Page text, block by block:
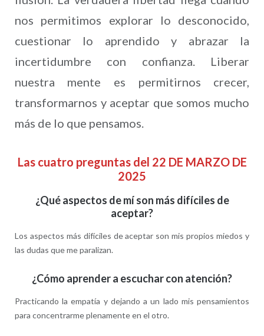
nos permitimos explorar lo desconocido,
cuestionar lo aprendido y abrazar la
incertidumbre con confianza. Liberar
nuestra mente es permitirnos crecer,
transformarnos y aceptar que somos mucho
más de lo que pensamos.
Las cuatro preguntas del 22 DE MARZO DE
2025
¿Qué aspectos de mí son más difíciles de
aceptar?
Los aspectos más difíciles de aceptar son mis propios miedos y
las dudas que me paralizan.
¿Cómo aprender a escuchar con atención?
Practicando la empatía y dejando a un lado mis pensamientos
para concentrarme plenamente en el otro.